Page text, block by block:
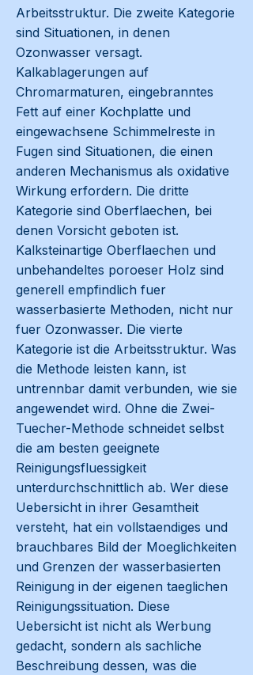
Arbeitsstruktur. Die zweite Kategorie
sind Situationen, in denen
Ozonwasser versagt.
Kalkablagerungen auf
Chromarmaturen, eingebranntes
Fett auf einer Kochplatte und
eingewachsene Schimmelreste in
Fugen sind Situationen, die einen
anderen Mechanismus als oxidative
Wirkung erfordern. Die dritte
Kategorie sind Oberflaechen, bei
denen Vorsicht geboten ist.
Kalksteinartige Oberflaechen und
unbehandeltes poroeser Holz sind
generell empfindlich fuer
wasserbasierte Methoden, nicht nur
fuer Ozonwasser. Die vierte
Kategorie ist die Arbeitsstruktur. Was
die Methode leisten kann, ist
untrennbar damit verbunden, wie sie
angewendet wird. Ohne die Zwei-
Tuecher-Methode schneidet selbst
die am besten geeignete
Reinigungsfluessigkeit
unterdurchschnittlich ab. Wer diese
Uebersicht in ihrer Gesamtheit
versteht, hat ein vollstaendiges und
brauchbares Bild der Moeglichkeiten
und Grenzen der wasserbasierten
Reinigung in der eigenen taeglichen
Reinigungssituation. Diese
Uebersicht ist nicht als Werbung
gedacht, sondern als sachliche
Beschreibung dessen, was die